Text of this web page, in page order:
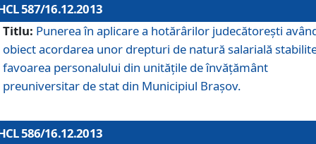
587/16.12.2013
Titlu: Punerea în aplicare a hotărârilor judecătoreşti
obiect acordarea unor drepturi de natură salarială
favoarea personalului din unităţile de învăţământ
preuniversitar de stat din Municipiul Braşov.
586/16.12.2013